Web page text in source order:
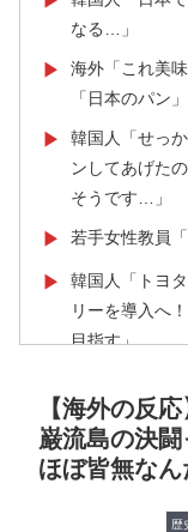
なる…」
▶
海外「これ美
「日本のパン
▶
韓国人「せっ
ンしてあげた
そうです…」
▶ 若手女性教員
▶
韓国人「トヨ
リーを導入へ
目指す」
決定的に！メ
ーセナルファ
▶ 韓国の24時間
て文明的なん
【海外の反
巌流島の決
ほぼ皆無なん
歴